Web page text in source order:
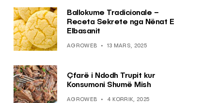
Ballokume Tradicionale –
Receta Sekrete nga Nënat E
Elbasanit
AGROWEB 13 MARS, 2025
Çfarë i Ndodh Trupit kur
Konsumoni Shumë Mish
AGROWEB 4 KORRIK, 2025